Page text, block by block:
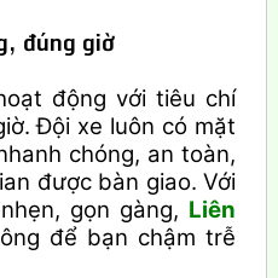
đúng giờ
động với tiêu chí
Đội xe luôn có mặt
chóng, an toàn,
được bàn giao. Với
gọn gàng, Liên
để bạn chậm trễ